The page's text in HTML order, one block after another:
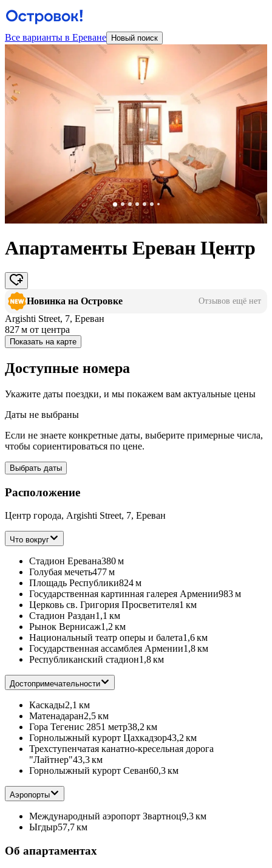
Все варианты в Ереване Новый поиск
Апартаменты Ереван Центр
Новинка на Островке Отзывов ещё нет
Argishti Street, 7, Ереван
827 м от центра
Показать на карте
Доступные номера
Укажите даты поездки, и мы покажем вам актуальные цены
Даты не выбраны
Если не знаете конкретные даты, выберите примерные числа,
чтобы сориентироваться по цене.
Выбрать даты
Расположение
Центр города, Argishti Street, 7, Ереван
Что вокруг
Стадион Еревана380 м
Голубая мечеть477 м
Площадь Республики824 м
Государственная картинная галерея Армении983 м
Церковь св. Григория Просветителя1 км
Стадион Раздан1,1 км
Рынок Вернисаж1,2 км
Национальный театр оперы и балета1,6 км
Государственная ассамблея Армении1,8 км
Республиканский стадион1,8 км
Достопримечательности
Каскады2,1 км
Матенадаран2,5 км
Гора Тегенис 2851 метр38,2 км
Горнолыжный курорт Цахкадзор43,2 км
Трехступенчатая канатно-кресельная дорога
"Лайтнер"43,3 км
Горнолыжный курорт Севан60,3 км
Аэропорты
Международный аэропорт Звартноц9,3 км
Ыгдыр57,7 км
Об апартаментах